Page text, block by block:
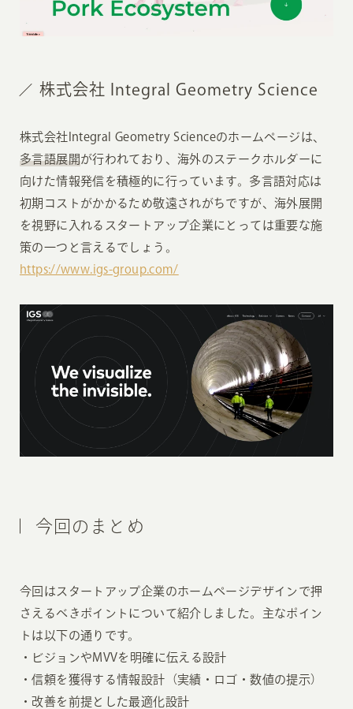
株式会社 Integral Geometry Science
株式会社Integral Geometry Scienceのホームページは、
多言語展開が行われており、海外のステークホルダーに
向けた情報発信を積極的に行っています。多言語対応は
初期コストがかかるため敬遠されがちですが、海外展開
を視野に入れるスタートアップ企業にとっては重要な施
策の一つと言えるでしょう。
https://www.igs-group.com/
今回のまとめ
今回はスタートアップ企業のホームページデザインで押
さえるべきポイントについて紹介しました。主なポイン
トは以下の通りです。
・ビジョンやMVVを明確に伝える設計
・信頼を獲得する情報設計（実績・ロゴ・数値の提示）
・改善を前提とした最適化設計